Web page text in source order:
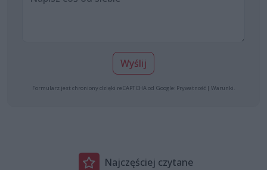
Wyślij
Formularz jest chroniony dzięki reCAPTCHA od Google: Prywatność | Warunki
Najczęściej czytane